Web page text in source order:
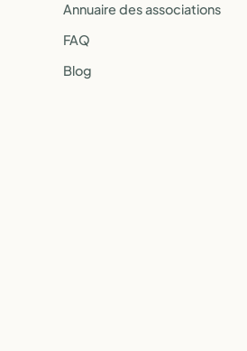
Annuaire des associations
FAQ
Blog